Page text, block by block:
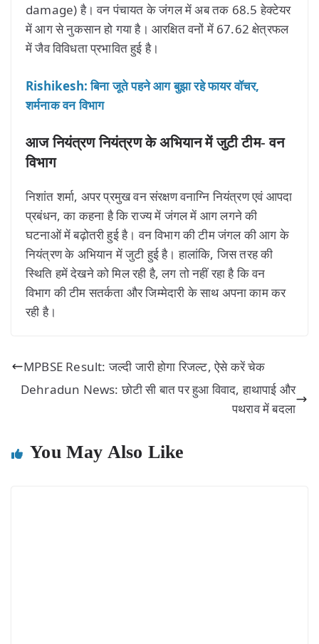
damage) है। वन पंचायत के जंगल में अब तक 68.5 हेक्टेयर
में आग से नुकसान हो गया है। आरक्षित वनों में 67.62 क्षेत्रफल
में जैव विविधता प्रभावित हुई है।
Rishikesh: बिना जूते पहने आग बुझा रहे फायर वॉचर,
शर्मनाक वन विभाग
आज नियंत्रण नियंत्रण के अभियान में जुटी टीम- वन
विभाग
निशांत शर्मा, अपर प्रमुख वन संरक्षण वनाग्नि नियंत्रण एवं आपदा
प्रबंधन, का कहना है कि राज्य में जंगल में आग लगने की
घटनाओं में बढ़ोतरी हुई है। वन विभाग की टीम जंगल की आग के
नियंत्रण के अभियान में जुटी हुई है। हालांकि, जिस तरह की
स्थिति हमें देखने को मिल रही है, लग तो नहीं रहा है कि वन
विभाग की टीम सतर्कता और जिम्मेदारी के साथ अपना काम कर
रही है।
MPBSE Result: जल्दी जारी होगा रिजल्ट, ऐसे करें चेक
Dehradun News: छोटी सी बात पर हुआ विवाद, हाथापाई और
पथराव में बदला
You May Also Like